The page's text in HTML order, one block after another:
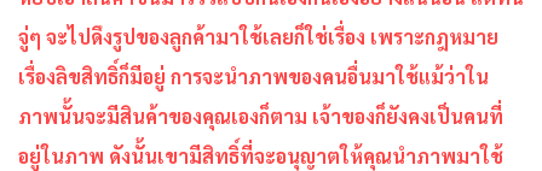
จู่ๆ จะไปดึงรูปของลูกค้ามาใช้เลยก็ใช่เรื่อง เพราะกฎหมาย
เรื่องลิขสิทธิ์ก็มีอยู่ การจะนำภาพของคนอื่นมาใช้แม้ว่าใน
ภาพนั้นจะมีสินค้าของคุณเองก็ตาม เจ้าของก็ยังคงเป็นคนที่
อยู่ในภาพ ดังนั้นเขามีสิทธิ์ที่จะอนุญาตให้คุณนำภาพมาใช้